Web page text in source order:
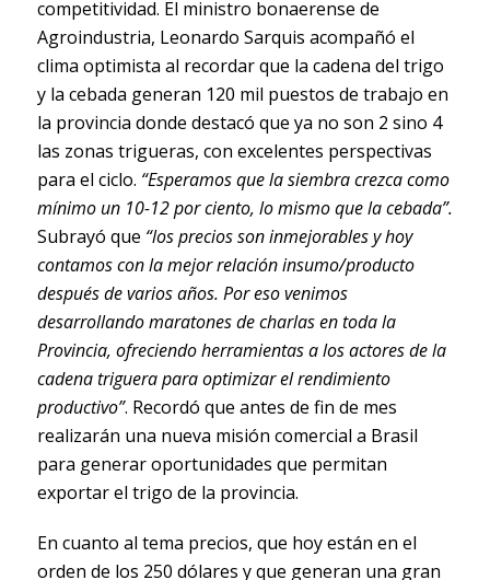
competitividad. El ministro bonaerense de
Agroindustria, Leonardo Sarquis acompañó el
clima optimista al recordar que la cadena del trigo
y la cebada generan 120 mil puestos de trabajo en
la provincia donde destacó que ya no son 2 sino 4
las zonas trigueras, con excelentes perspectivas
para el ciclo. “Esperamos que la siembra crezca como
mínimo un 10-12 por ciento, lo mismo que la cebada”.
Subrayó que “los precios son inmejorables y hoy
contamos con la mejor relación insumo/producto
después de varios años. Por eso venimos
desarrollando maratones de charlas en toda la
Provincia, ofreciendo herramientas a los actores de la
cadena triguera para optimizar el rendimiento
productivo”. Recordó que antes de fin de mes
realizarán una nueva misión comercial a Brasil
para generar oportunidades que permitan
exportar el trigo de la provincia.
En cuanto al tema precios, que hoy están en el
orden de los 250 dólares y que generan una gran